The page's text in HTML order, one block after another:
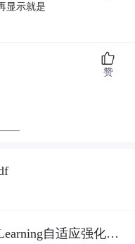
显示就是
赞
【水下机器人建模】基于QLearning自适应强化学习PID控制器在AUV中的应用研究（Matlab代码实现）